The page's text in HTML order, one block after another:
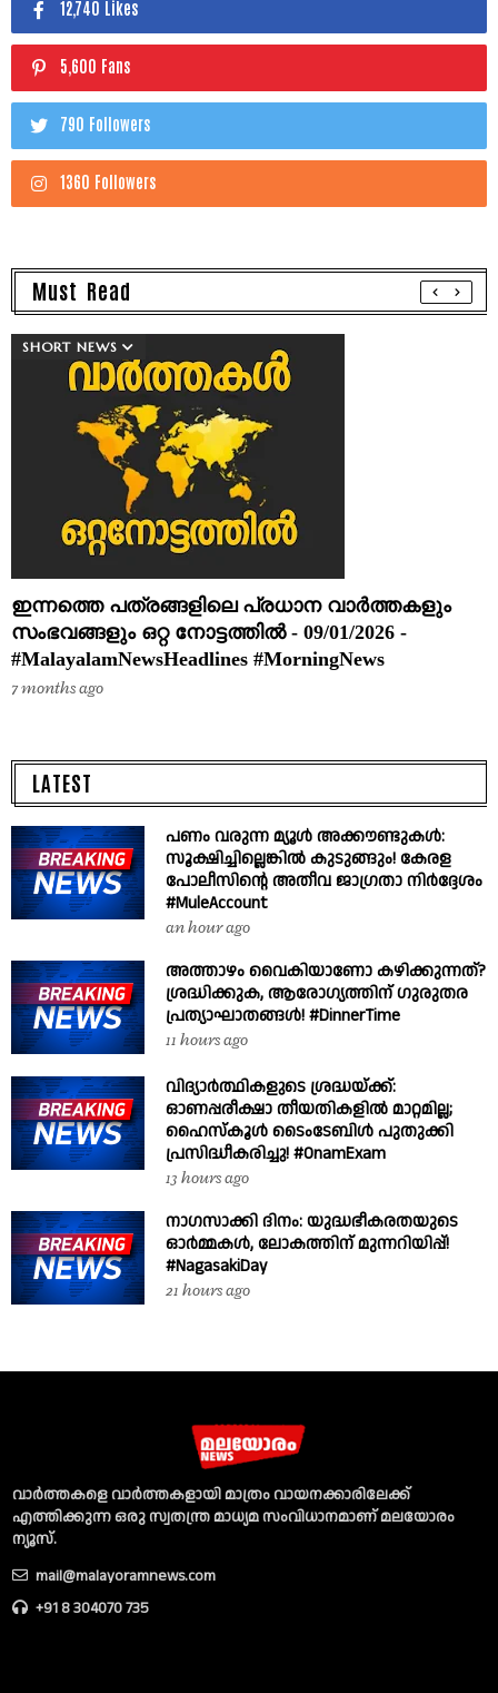
12,740 Likes
5,600 Fans
790 Followers
1360 Followers
Must Read
SHORT NEWS
ഇന്നത്തെ പത്രങ്ങളിലെ പ്രധാന വാർത്തകളും
സംഭവങ്ങളും ഒറ്റ നോട്ടത്തിൽ - 09/01/2026 -
#MalayalamNewsHeadlines #MorningNews
7 months ago
LATEST
പണം വരുന്ന മ്യൂൾ അക്കൗണ്ടുകൾ:
സൂക്ഷിച്ചില്ലെങ്കിൽ കുടുങ്ങും! കേരള
പോലീസിന്റെ അതീവ ജാഗ്രതാ നിർദ്ദേശം
#MuleAccount
an hour ago
അത്താഴം വൈകിയാണോ കഴിക്കുന്നത്?
ശ്രദ്ധിക്കുക, ആരോഗ്യത്തിന് ഗുരുതര
പ്രത്യാഘാതങ്ങൾ! #DinnerTime
11 hours ago
വിദ്യാർത്ഥികളുടെ ശ്രദ്ധയ്ക്ക്:
ഓണപ്പരീക്ഷാ തീയതികളിൽ മാറ്റമില്ല;
ഹൈസ്കൂൾ ടൈംടേബിൾ പുതുക്കി
പ്രസിദ്ധീകരിച്ചു! #OnamExam
13 hours ago
നാഗസാക്കി ദിനം: യുദ്ധഭീകരതയുടെ
ഓർമ്മകൾ, ലോകത്തിന് മുന്നറിയിപ്പ്!
#NagasakiDay
21 hours ago
വാര്‍ത്തകളെ വാര്‍ത്തകളായി മാത്രം വായനക്കാരിലേക്ക്
എത്തിക്കുന്ന ഒരു സ്വതന്ത്ര മാധ്യമ സംവിധാനമാണ് മലയോരം
ന്യൂസ്‌.
mail@malayoramnews.com
+91 8 304070 735